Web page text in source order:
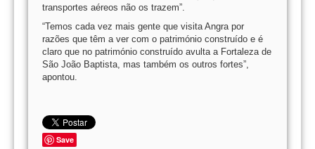
transportes aéreos não os trazem”.
“Temos cada vez mais gente que visita Angra por
razões que têm a ver com o património construído e é
claro que no património construído avulta a Fortaleza de
São João Baptista, mas também os outros fortes”,
apontou.
Save